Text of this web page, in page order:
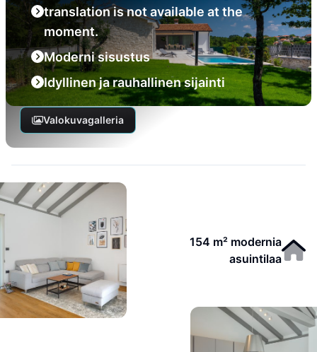
translation is not available at the
moment.
Moderni sisustus
Idyllinen ja rauhallinen sijainti
Valokuvagalleria
154 m² modernia
asuintilaa